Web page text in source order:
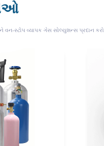
વન-સ્ટોપ વ્યાપક ગેસ સોલ્યુશન્સ પ્રદાન કરો